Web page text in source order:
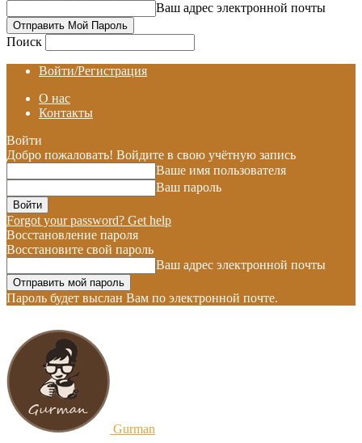
Ваш адрес электронной почты
Поиск
Войти/Регистрация
О нас
Контакты
Войти
Добро пожаловать! Войдите в свою учётную запись
Ваше имя пользователя
Ваш пароль
Forgot your password? Get help
Восстановление пароля
Восстановите свой пароль
Ваш адрес электронной почты
Пароль будет выслан Вам по электронной почте.
Gurman